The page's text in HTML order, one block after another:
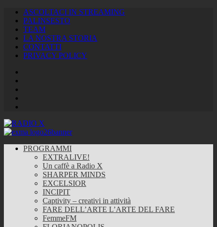
ASCOLTACI IN STREAMING
PALINSESTO
TEAM
LA NOSTRA STORIA
CONTATTI
PRIVACY POLICY
PROGRAMMI
EXTRALIVE!
Un caffè a Radio X
SHARPER MINDS
EXCELSIOR
INCIPIT
Captivity – creativi in attività
FARE DELL’ARTE L’ARTE DEL FARE
FemmeFM